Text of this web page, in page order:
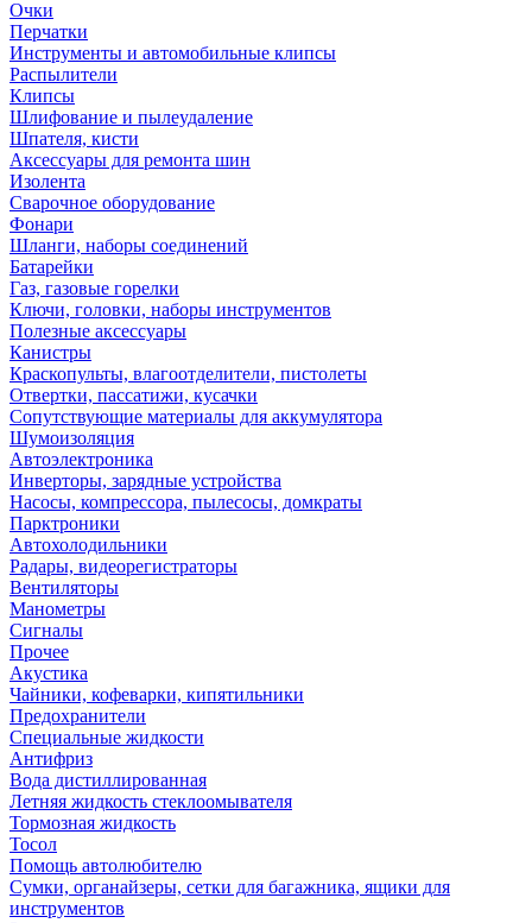
Очки
Перчатки
Инструменты и автомобильные клипсы
Распылители
Клипсы
Шлифование и пылеудаление
Шпателя, кисти
Аксессуары для ремонта шин
Изолента
Сварочное оборудование
Фонари
Шланги, наборы соединений
Батарейки
Газ, газовые горелки
Ключи, головки, наборы инструментов
Полезные аксессуары
Канистры
Краскопульты, влагоотделители, пистолеты
Отвертки, пассатижи, кусачки
Сопутствующие материалы для аккумулятора
Шумоизоляция
Автоэлектроника
Инверторы, зарядные устройства
Насосы, компрессора, пылесосы, домкраты
Парктроники
Автохолодильники
Радары, видеорегистраторы
Вентиляторы
Манометры
Сигналы
Прочее
Акустика
Чайники, кофеварки, кипятильники
Предохранители
Специальные жидкости
Антифриз
Вода дистиллированная
Летняя жидкость стеклоомывателя
Тормозная жидкость
Тосол
Помощь автолюбителю
Сумки, органайзеры, сетки для багажника, ящики для
инструментов